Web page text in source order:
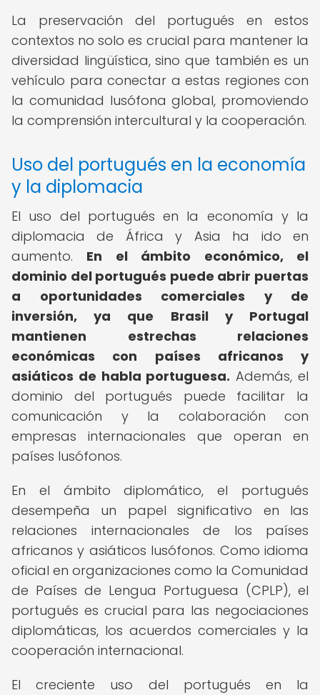
La preservación del portugués en estos
contextos no solo es crucial para mantener la
diversidad lingüística, sino que también es un
vehículo para conectar a estas regiones con
la comunidad lusófona global, promoviendo
la comprensión intercultural y la cooperación.
Uso del portugués en la economía
y la diplomacia
El uso del portugués en la economía y la
diplomacia de África y Asia ha ido en
aumento. En el ámbito económico, el
dominio del portugués puede abrir puertas
a oportunidades comerciales y de
inversión, ya que Brasil y Portugal
mantienen estrechas relaciones
económicas con países africanos y
asiáticos de habla portuguesa. Además, el
dominio del portugués puede facilitar la
comunicación y la colaboración con
empresas internacionales que operan en
países lusófonos.
En el ámbito diplomático, el portugués
desempeña un papel significativo en las
relaciones internacionales de los países
africanos y asiáticos lusófonos. Como idioma
oficial en organizaciones como la Comunidad
de Países de Lengua Portuguesa (CPLP), el
portugués es crucial para las negociaciones
diplomáticas, los acuerdos comerciales y la
cooperación internacional.
El creciente uso del portugués en la